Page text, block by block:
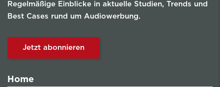
Regelmäßige Einblicke in aktuelle Studien, Trends und
Best Cases rund um Audiowerbung.
Jetzt abonnieren
Home